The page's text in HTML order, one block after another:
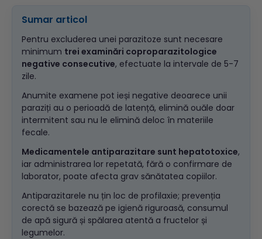
Sumar articol
Pentru excluderea unei parazitoze sunt necesare
minimum trei examinări coproparazitologice
negative consecutive, efectuate la intervale de 5-7
zile.
Anumite examene pot ieși negative deoarece unii
paraziți au o perioadă de latență, elimină ouăle doar
intermitent sau nu le elimină deloc în materiile
fecale.
Medicamentele antiparazitare sunt hepatotoxice,
iar administrarea lor repetată, fără o confirmare de
laborator, poate afecta grav sănătatea copiilor.
Antiparazitarele nu țin loc de profilaxie; prevenția
corectă se bazează pe igienă riguroasă, consumul
de apă sigură și spălarea atentă a fructelor și
legumelor.